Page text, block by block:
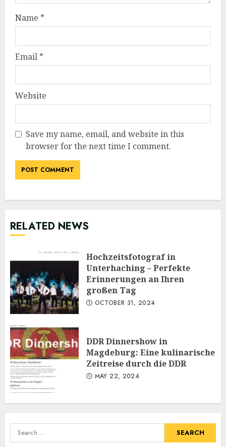
Name *
Email *
Website
Save my name, email, and website in this
browser for the next time I comment.
RELATED NEWS
Hochzeitsfotograf in
Unterhaching – Perfekte
Erinnerungen an Ihren
großen Tag
OCTOBER 31, 2024
DDR Dinnershow in
Magdeburg: Eine kulinarische
Zeitreise durch die DDR
MAY 22, 2024
Search
for: